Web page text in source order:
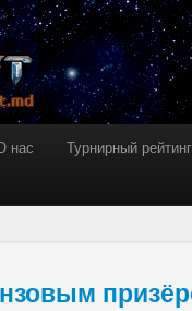
нас Турнирный рейтинг